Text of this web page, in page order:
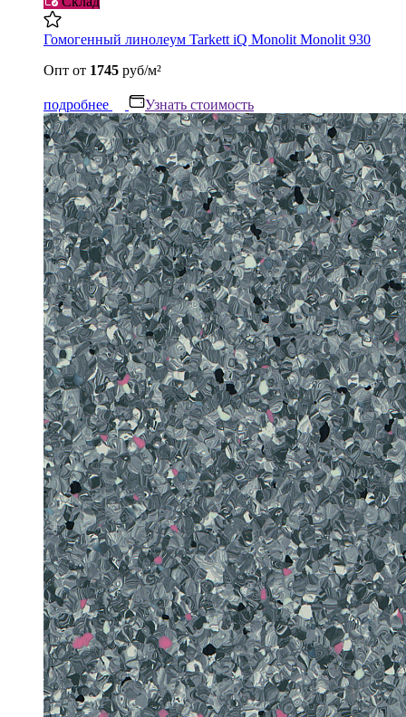
Гомогенный линолеум Tarkett iQ Monolit Monolit 930
Опт от 1745 руб/м²
подробнее Узнать стоимость